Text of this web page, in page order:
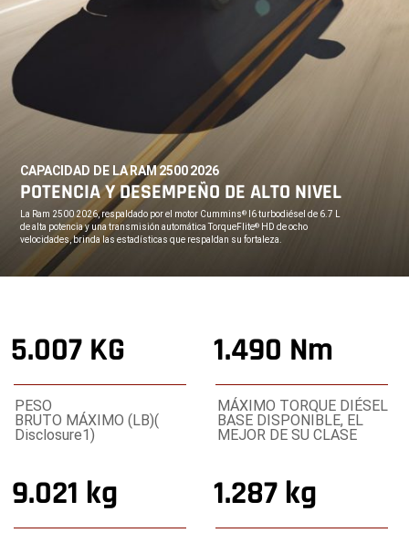
CAPACIDAD DE LA RAM 2500 2026
,POTENCIA Y DESEMPEÑO DE ALTO NIVEL
, La Ram 2500 2026, respaldado por el motor Cummins®
I6 turbodiésel de 6.7 L
de alta potencia y una transmisión automática TorqueFlite® HD de ocho
velocidades, brinda las estadísticas que respaldan su fortaleza.
5.007 KG
PESO
BRUTO MÁXIMO (LB)(
Disclosure1)
1.490 Nm
MÁXIMO TORQUE DIÉSEL
BASE DISPONIBLE, EL
MEJOR DE SU CLASE
9.021 kg 1.287 kg